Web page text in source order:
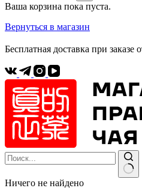
Ваша корзина пока пуста.
Вернуться в магазин
Бесплатная доставка при заказе
Ничего не найдено